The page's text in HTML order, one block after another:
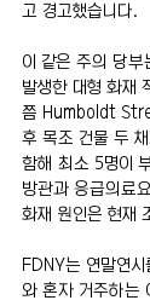
고 경고했습니다.
이 같은 주의 당부
발생한 대형 화재
쯤 Humboldt
후 목조 건물 두
함해 최소 5명이
방관과 응급의료
화재 원인은 현재
FDNY는 연말연
와 혼자 거주하는